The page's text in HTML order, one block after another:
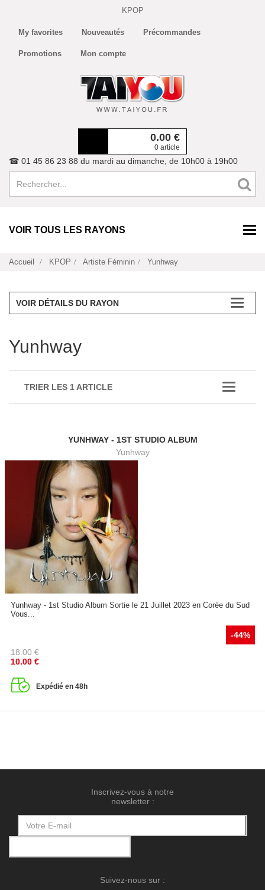
KPOP
My favorites Nouveautés Précommandes
Promotions Mon compte
0.00 €
0 article
☎ 01 45 86 23 88 du mardi au dimanche, de 10h00 à 19h00
VOIR TOUS LES RAYONS
Accueil KPOP Artiste Féminin Yunhway
VOIR DÉTAILS DU RAYON
Yunhway
TRIER LES 1 ARTICLE
YUNHWAY - 1ST STUDIO ALBUM
Yunhway
Yunhway - 1st Studio Album Sortie le 21 Juillet 2023 en Corée du Sud
Vous...
-44%
18.00 €
10.00 €
Expédié en 48h
Inscrivez-vous à notre
newsletter :
Suivez-nous sur :